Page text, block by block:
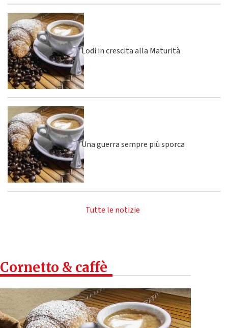
Lodi in crescita alla Maturità
Una guerra sempre più sporca
Tutte le notizie
Cornetto & caffè